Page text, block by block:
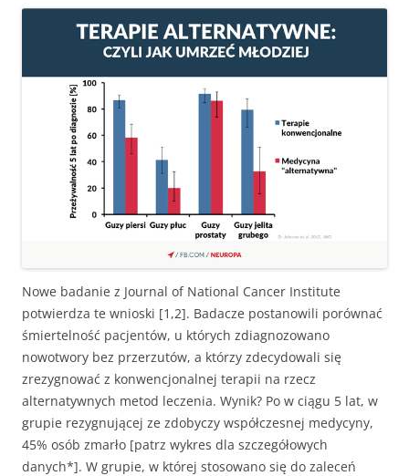
Nowe badanie z Journal of National Cancer Institute
potwierdza te wnioski [1,2]. Badacze postanowili porównać
śmiertelność pacjentów, u których zdiagnozowano
nowotwory bez przerzutów, a którzy zdecydowali się
zrezygnować z konwencjonalnej terapii na rzecz
alternatywnych metod leczenia. Wynik? Po w ciągu 5 lat, w
grupie rezygnującej ze zdobyczy współczesnej medycyny,
45% osób zmarło [patrz wykres dla szczegółowych
danych*]. W grupie, w której stosowano się do zaleceń